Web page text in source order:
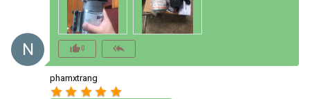
N thumb_up_alt0 reply_all
phamxtrang
star star star star star